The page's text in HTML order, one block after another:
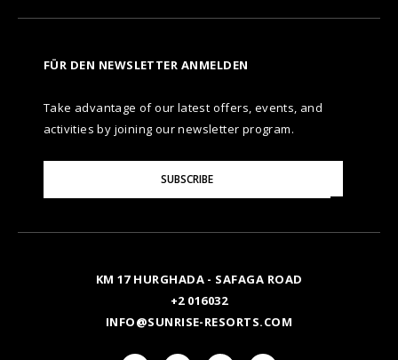
FÜR DEN NEWSLETTER ANMELDEN
Take advantage of our latest offers, events, and
activities by joining our newsletter program.
Your
SUBSCRIBE
KM 17 HURGHADA - SAFAGA ROAD
+2 016032
INFO@SUNRISE-RESORTS.COM